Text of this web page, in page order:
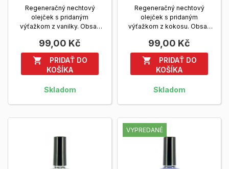
Regeneračný nechtový
olejček s pridaným
výťažkom z vanilky. Obsah
99,00 Kč

PRIDAŤ DO
KOŠÍKA
Skladom
Regeneračný nechtový
olejček s pridaným
výťažkom z kokosu. Obsah
99,00 Kč

PRIDAŤ DO
KOŠÍKA
Skladom
VYPREDANÉ